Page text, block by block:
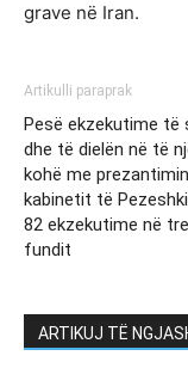
grave në Iran.
Artikulli paraprak
Pesë ekzekutime të
dhe të dielën në të
kohë me
kabinetit të
82 ekzekutime në
fundit
ARTIKUJ TË